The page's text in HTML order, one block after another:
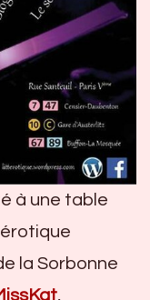
à une table
la Sorbonne
,